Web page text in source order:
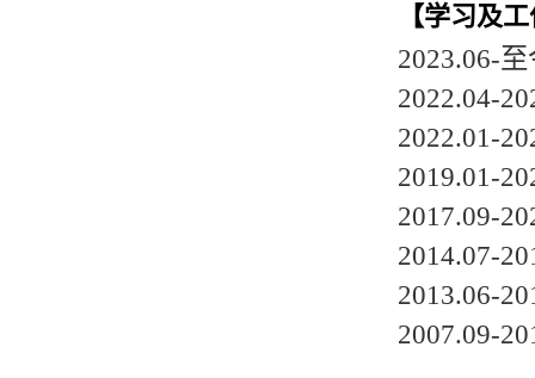
【学习及
2023.06-
2022.04-
2022.01-
2019.01-
2017.09-
2014.07-
2013.06-
2007.09-